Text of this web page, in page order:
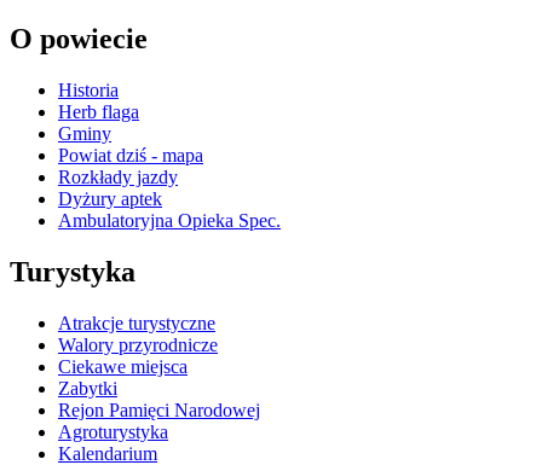
O powiecie
Historia
Herb flaga
Gminy
Powiat dziś - mapa
Rozkłady jazdy
Dyżury aptek
Ambulatoryjna Opieka Spec.
Turystyka
Atrakcje turystyczne
Walory przyrodnicze
Ciekawe miejsca
Zabytki
Rejon Pamięci Narodowej
Agroturystyka
Kalendarium